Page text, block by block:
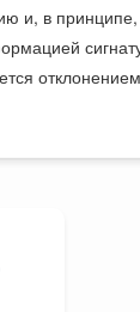
и, в